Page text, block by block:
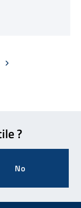
PAGINA SUCCESSIVA
?
No